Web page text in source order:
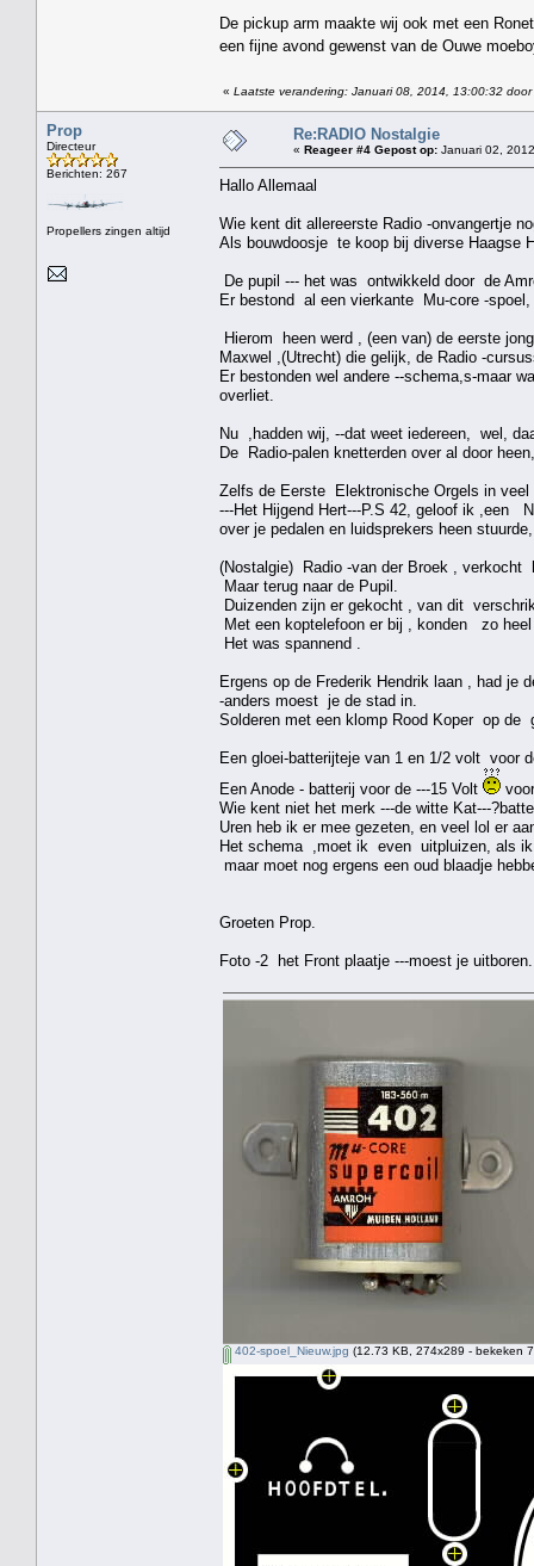
De pickup arm maakte wij ook met een
een fijne avond gewenst van de Ouwe
« Laatste verandering: Januari 08, 2014, 13:00:32 door
Prop
Directeur
Berichten: 267
Propellers zingen altijd
Re:RADIO Nostalgie
« Reageer #4 Gepost op: Januari 02,
Hallo Allemaal
Wie kent dit allereerste Radio -onvangertje
Als bouwdoosje te koop bij diverse Haagse
De pupil --- het was ontwikkeld door de
Er bestond al een vierkante Mu-core -
Hierom heen werd , (een van) de eerste
Maxwel ,(Utrecht) die gelijk, de Radio -
Er bestonden wel andere --schema,s-maar
overliet.
Nu ,hadden wij, --dat weet iedereen, wel,
De Radio-palen knetterden over al door heen,
Zelfs de Eerste Elektronische Orgels in
---Het Hijgend Hert---P.S 42, geloof ik ,een
over je pedalen en luidsprekers heen
(Nostalgie) Radio -van der Broek ,
Maar terug naar de Pupil.
Duizenden zijn er gekocht , van dit
Met een koptelefoon er bij , konden zo
Het was spannend .
Ergens op de Frederik Hendrik laan , had je
-anders moest je de stad in.
Solderen met een klomp Rood Koper op de
Een gloei-batterijteje van 1 en 1/2 volt voor
Een Anode - batterij voor de ---15 Volt
Wie kent niet het merk ---de witte Kat---
Uren heb ik er mee gezeten, en veel lol er
Het schema ,moet ik even uitpluizen, als
maar moet nog ergens een oud blaadje
Groeten Prop.
Foto -2 het Front plaatje ---moest je uitboren.
402-spoel_Nieuw.jpg (12.73 KB, 274x289 - bekeken